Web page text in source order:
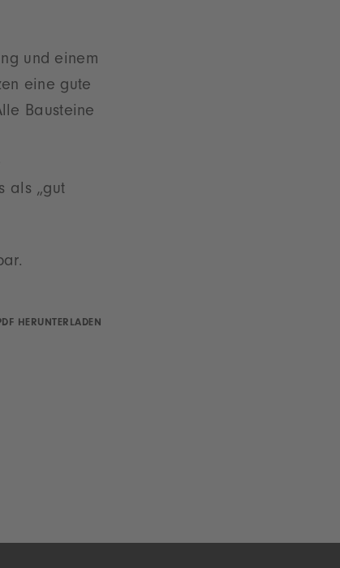
und einem
eine gute
Bausteine
als „gut
HERUNTERLADEN